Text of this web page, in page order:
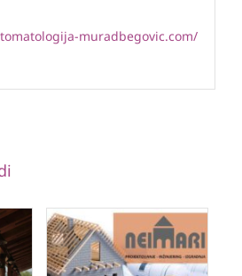
muradbegovic.com/